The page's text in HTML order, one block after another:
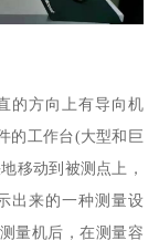
的方向上有导向机
的工作台(大型和巨
移动到被测点上，
出来的一种测量设
量机后，在测量容